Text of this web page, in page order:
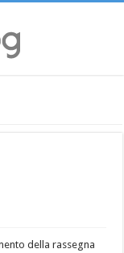
della rassegna